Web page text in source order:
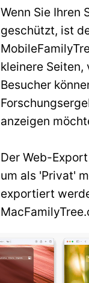
Wenn Sie Ihren
geschützt, ist
kleinere
Besucher
anzeigen
Der Web-
um als 'Privat'
exportiert